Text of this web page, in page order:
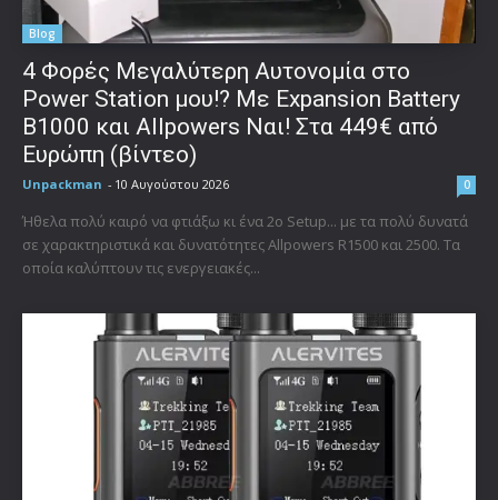
Blog
4 Φορές Μεγαλύτερη Αυτονομία στο
Power Station μου!? Με Expansion Battery
B1000 και Allpowers Ναι! Στα 449€ από
Ευρώπη (βίντεο)
Unpackman - 10 Αυγούστου 2026 0
Ήθελα πολύ καιρό να φτιάξω κι ένα 2o Setup... με τα πολύ δυνατά
σε χαρακτηριστικά και δυνατότητες Allpowers R1500 και 2500. Τα
οποία καλύπτουν τις ενεργειακές...